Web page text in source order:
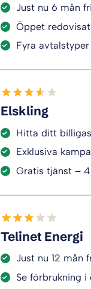
Just nu 6 mån
Öppet
Fyra
Elskling
Hitta ditt
Exklusiva
Gratis tjänst –
Telinet Energi
Just nu 12 mån
Se förbrukning